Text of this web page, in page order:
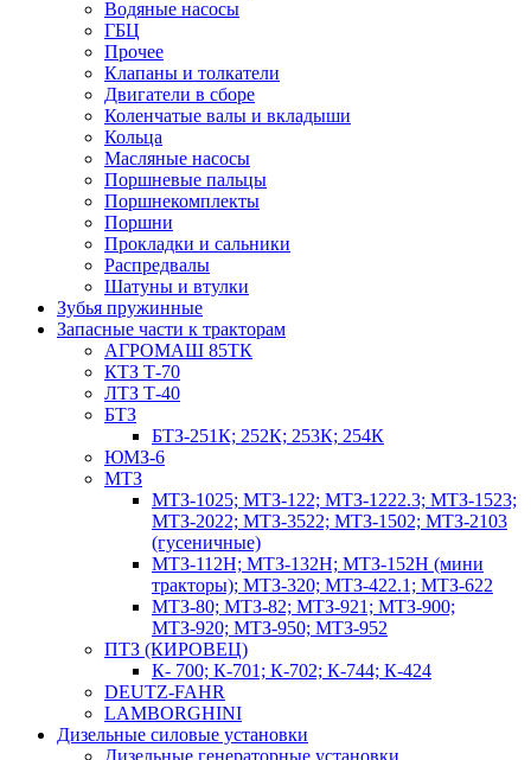
Водяные насосы
ГБЦ
Прочее
Клапаны и толкатели
Двигатели в сборе
Коленчатые валы и вкладыши
Кольца
Масляные насосы
Поршневые пальцы
Поршнекомплекты
Поршни
Прокладки и сальники
Распредвалы
Шатуны и втулки
Зубья пружинные
Запасные части к тракторам
АГРОМАШ 85ТК
КТЗ Т-70
ЛТЗ Т-40
БТЗ
БТЗ-251К; 252К; 253К; 254К
ЮМЗ-6
МТЗ
МТЗ-1025; МТЗ-122; МТЗ-1222.3; МТЗ-1523;
МТЗ-2022; МТЗ-3522; МТЗ-1502; МТЗ-2103
(гусеничные)
МТЗ-112Н; МТЗ-132Н; МТЗ-152Н (мини
тракторы); МТЗ-320; МТЗ-422.1; МТЗ-622
МТЗ-80; МТЗ-82; МТЗ-921; МТЗ-900;
МТЗ-920; МТЗ-950; МТЗ-952
ПТЗ (КИРОВЕЦ)
К- 700; К-701; К-702; К-744; К-424
DEUTZ-FAHR
LAMBORGHINI
Дизельные силовые установки
Дизельные генераторные установки